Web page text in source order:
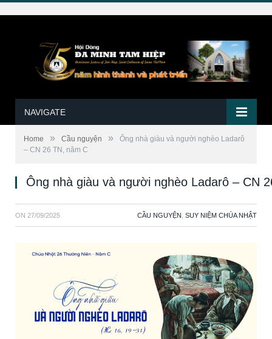
NAVIGATE
Home » Cầu nguyện »
Ông nhà giàu và người nghèo Ladarô
– CN 26 TN, năm C
Ông nhà giàu và người nghèo Ladarô – CN
ON 27/09/2025 CẦU NGUYỆN SUY NIỆM CHÚA NHẬT